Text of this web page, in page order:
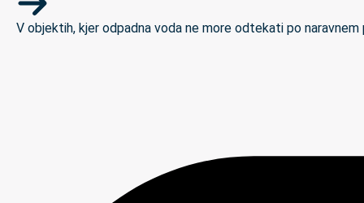
V objektih, kjer odpadna voda ne more odtekati po